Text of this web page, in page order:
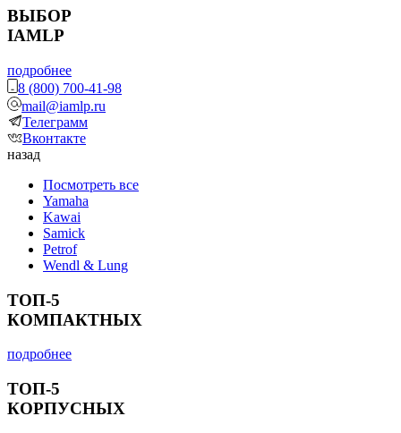
ВЫБОР
IAMLP
подробнее
8 (800) 700-41-98
mail@iamlp.ru
Телеграмм
Вконтакте
назад
Посмотреть все
Yamaha
Kawai
Samick
Petrof
Wendl & Lung
ТОП-5
КОМПАКТНЫХ
подробнее
ТОП-5
КОРПУСНЫХ